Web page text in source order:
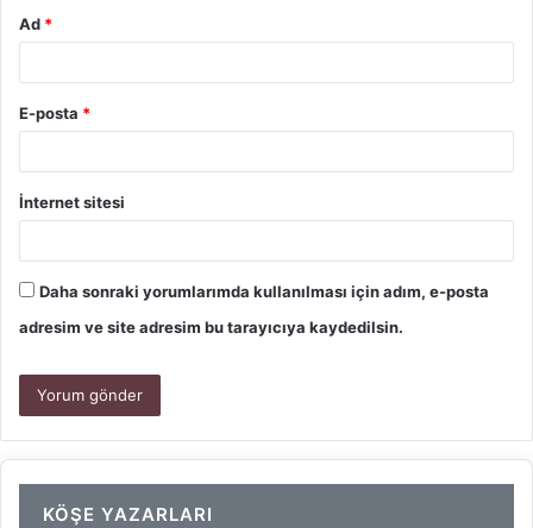
Ad *
E-posta *
İnternet sitesi
Daha sonraki yorumlarımda kullanılması için adım, e-posta
adresim ve site adresim bu tarayıcıya kaydedilsin.
KÖŞE YAZARLARI